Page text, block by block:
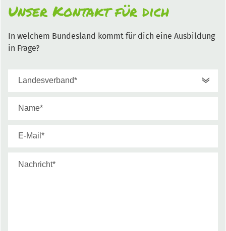
Unser Kontakt für dich
In welchem Bundesland kommt für dich eine Ausbildung
in Frage?